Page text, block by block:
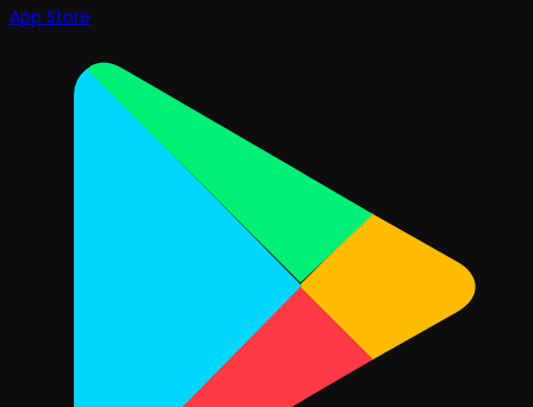
App Store